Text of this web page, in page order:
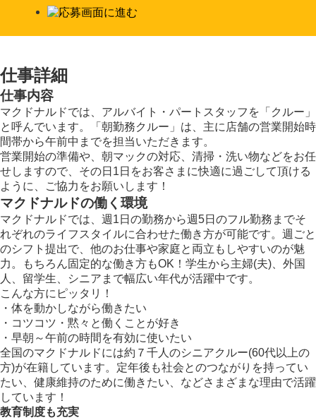
仕事詳細
仕事内容
マクドナルドでは、アルバイト・パートスタッフを「クルー」
と呼んでいます。「朝勤務クルー」は、主に店舗の営業開始時
間帯から午前中までを担当いただきます。
営業開始の準備や、朝マックの対応、清掃・洗い物などをお任
せしますので、その日1日をお客さまに快適に過ごして頂ける
ように、ご協力をお願いします！
マクドナルドの働く環境
マクドナルドでは、週1日の勤務から週5日のフル勤務までそ
れぞれのライフスタイルに合わせた働き方が可能です。週ごと
のシフト提出で、他のお仕事や家庭と両立もしやすいのが魅
力。もちろん固定的な働き方もOK！学生から主婦(夫)、外国
人、留学生、シニアまで幅広い年代が活躍中です。
こんな方にピッタリ！
・体を動かしながら働きたい
・コツコツ・黙々と働くことが好き
・早朝～午前の時間を有効に使いたい
全国のマクドナルドには約７千人のシニアクルー(60代以上の
方)が在籍しています。定年後も社会とのつながりを持ってい
たい、健康維持のために働きたい、などさまざまな理由で活躍
しています！
教育制度も充実